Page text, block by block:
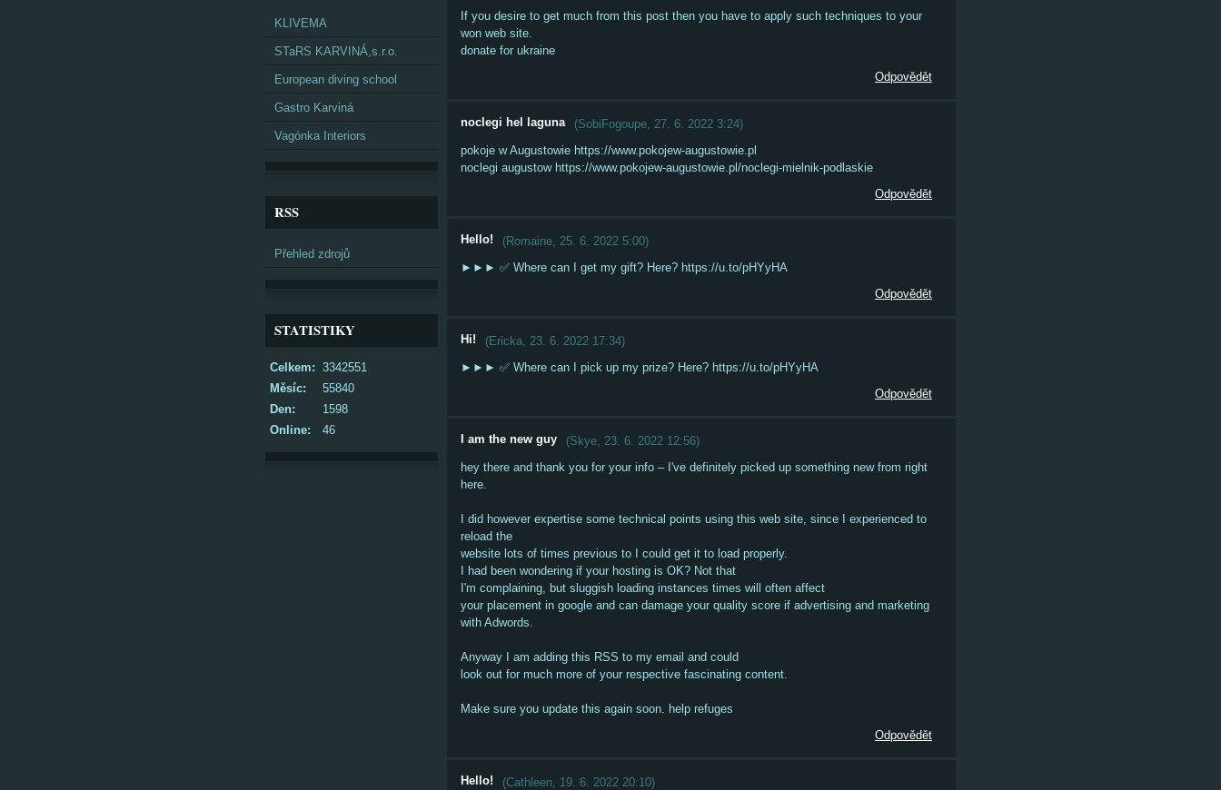
KLIVEMA
STaRS KARVINÁ,s.r.o.
European diving school
Gastro Karviná
Vagónka Interiors
RSS
Přehled zdrojů
STATISTIKY
Online: 46
Celkem: 3342551
Měsíc:
55840
Den:
1598
If you desire to get much from this post then you have to apply such techniques to your
won web site.
donate for ukraine
Odpovědět
noclegi hel laguna (SobiFogoupe, 27. 6. 2022 3:24)
pokoje w Augustowie https://www.pokojew-augustowie.pl
noclegi augustow https://www.pokojew-augustowie.pl/noclegi-mielnik-podlaskie
Odpovědět
Hello! (Romaine, 25. 6. 2022 5:00)
►►► ✅ Where can I get my gift? Here? https://u.to/pHYyHA
Odpovědět
Hi! (Ericka, 23. 6. 2022 17:34)
►►► ✅ Where can I pick up my prize? Here? https://u.to/pHYyHA
Odpovědět
I am the new guy (Skye, 23. 6. 2022 12:56)
hey there and thank you for your info – I've definitely picked up something new from right
here.
I did however expertise some technical points using this web site, since I experienced to
reload the
website lots of times previous to I could get it to load properly.
I had been wondering if your hosting is OK? Not that
I'm complaining, but sluggish loading instances times will often affect
your placement in google and can damage your quality score if advertising and marketing
with Adwords.
Anyway I am adding this RSS to my email and could
look out for much more of your respective fascinating content.
Make sure you update this again soon. help refuges
Odpovědět
Hello! (Cathleen, 19. 6. 2022 20:10)